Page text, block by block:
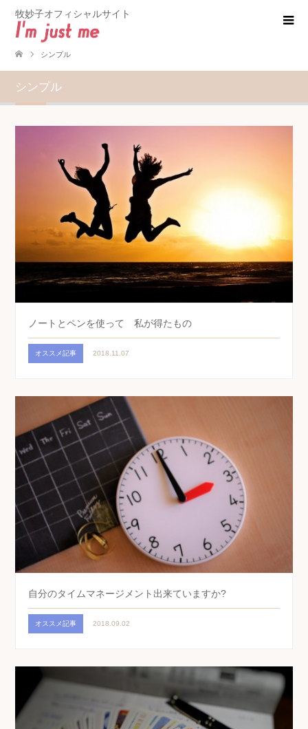
牧妙子オフィシャルサイト
シンプル
シンプル
ノートとペンを使って 私が得たもの
オススメ記事 2018.11.07
自分のタイムマネージメント出来ていますか?
オススメ記事 2018.09.02